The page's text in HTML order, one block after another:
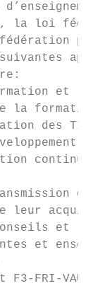
la loi
et la
la
des TIC;
continue
de
leur
et
et
F3-FRI-VAUD